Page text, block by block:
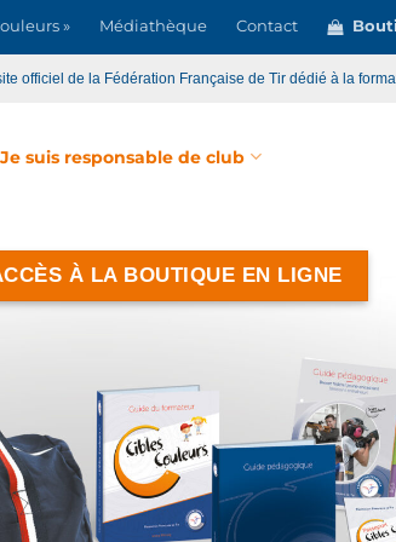
» Médiathèque Contact
officiel de la Fédération Française de Tir dédié à la
Je suis responsable de club
À LA BOUTIQUE EN LIGNE